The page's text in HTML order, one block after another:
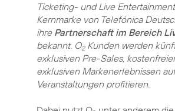
Ticketing- und Live
Kernmarke von Telefónica
ihre Partnerschaft im Bereich
bekannt. O2Kunden werden
exklusiven Pre-Sales,
exklusiven Markenerlebnissen
Veranstaltungen profitieren.